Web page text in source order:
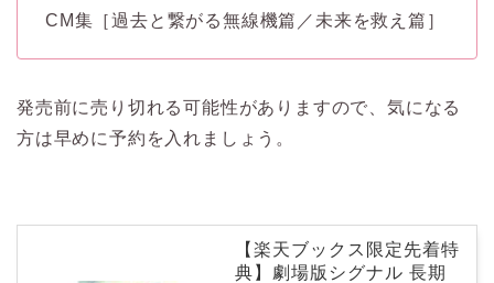
CM集［過去と繋がる無線機篇／未来を救え篇］
発売前に売り切れる可能性がありますので、気になる
方は早めに予約を入れましょう。
【楽天ブックス限定先着特
典】劇場版シグナル 長期